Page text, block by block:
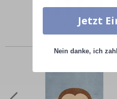
Special
€9,00
Andere
Jetzt
Nein danke, ich